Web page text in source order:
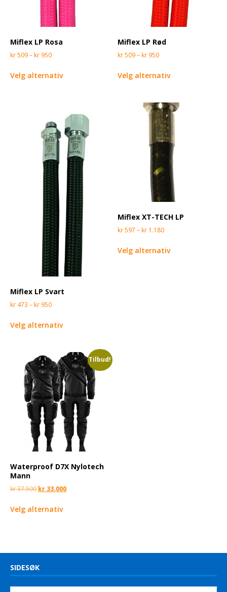
Miflex LP Rosa
kr509– kr 950
Velg alternativ
Miflex LP Rød
kr509– kr 950
Velg alternativ
Miflex LP Svart
kr 473 – kr 950
Velg alternativ
Miflex XT-TECH LP
kr597 – kr 1.180
Velg alternativ
Tilbud!
Waterproof D7X Nylotech
Mann
kr37.500 kr 33.000
Velg alternativ
SIDESØK